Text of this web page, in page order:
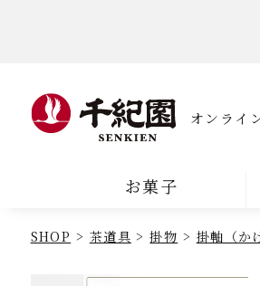
オンライ
お菓子
SHOP 茶道具 掛物 掛軸（か